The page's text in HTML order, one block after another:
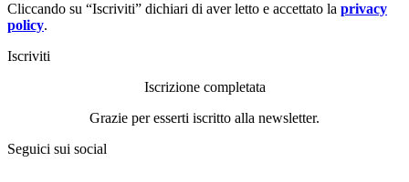
Cliccando su “Iscriviti” dichiari di aver letto e accettato la privacy
policy.
Iscriviti
Iscrizione completata
Grazie per esserti iscritto alla newsletter.
Seguici sui social